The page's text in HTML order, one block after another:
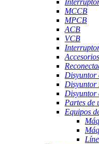
MCCB
MPCB
ACB
VCB
Disyuntor
Disyuntor
Disyuntor
Partes de
Equipos